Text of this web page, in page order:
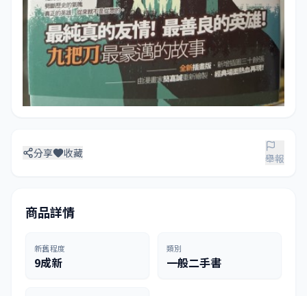
分享 收藏 舉報
商品詳情
新舊程度
9成新
類別
一般二手書